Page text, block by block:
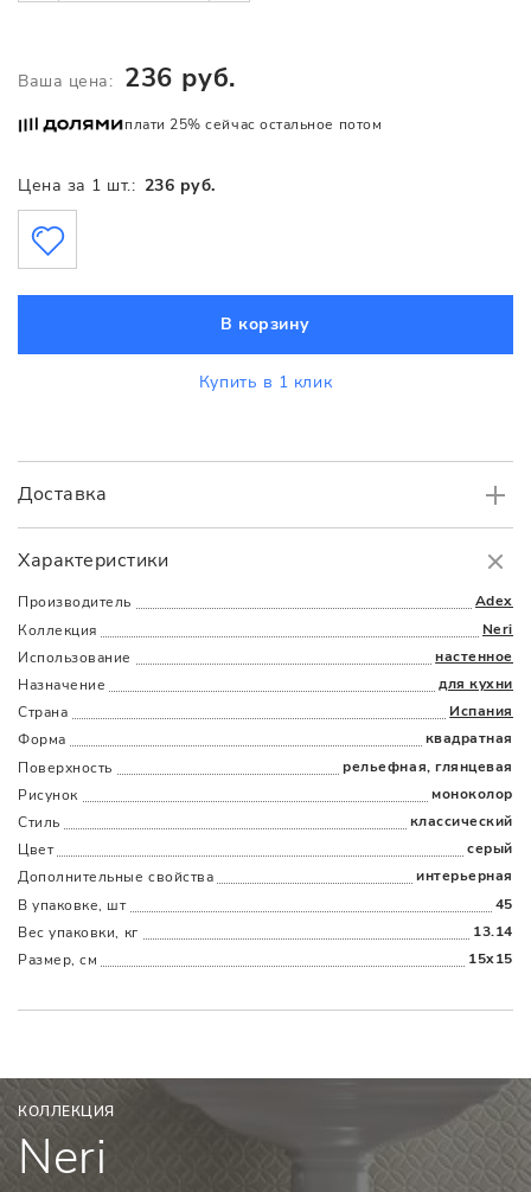
Характеристики
Производитель
Adex
Коллекция
Neri
Использование
настенное
Назначение
для кухни
Страна
Испания
Форма
квадратная
Поверхность
рельефная, глянцевая
Рисунок
моноколор
Стиль
классический
Цвет
серый
Дополнительные cвойства
интерьерная
В упаковке, шт
45
Вес упаковки, кг
13.14
Размер, см
15x15
Доставка
Доставка
НаличымиКартойПо счетуДолями
Цена за 1 шт.: 236 руб.
Ваша цена: 236 руб.
плати 25% сейчас остальное потом
В корзину
Купить в 1 клик
КОЛЛЕКЦИЯ
Neri